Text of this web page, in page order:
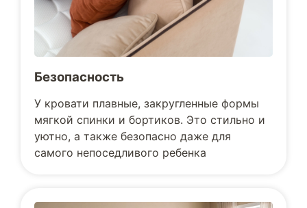
Безопасность
У кровати плавные, закругленные формы
мягкой спинки и бортиков. Это стильно и
уютно, а также безопасно даже для
самого непоседливого ребенка